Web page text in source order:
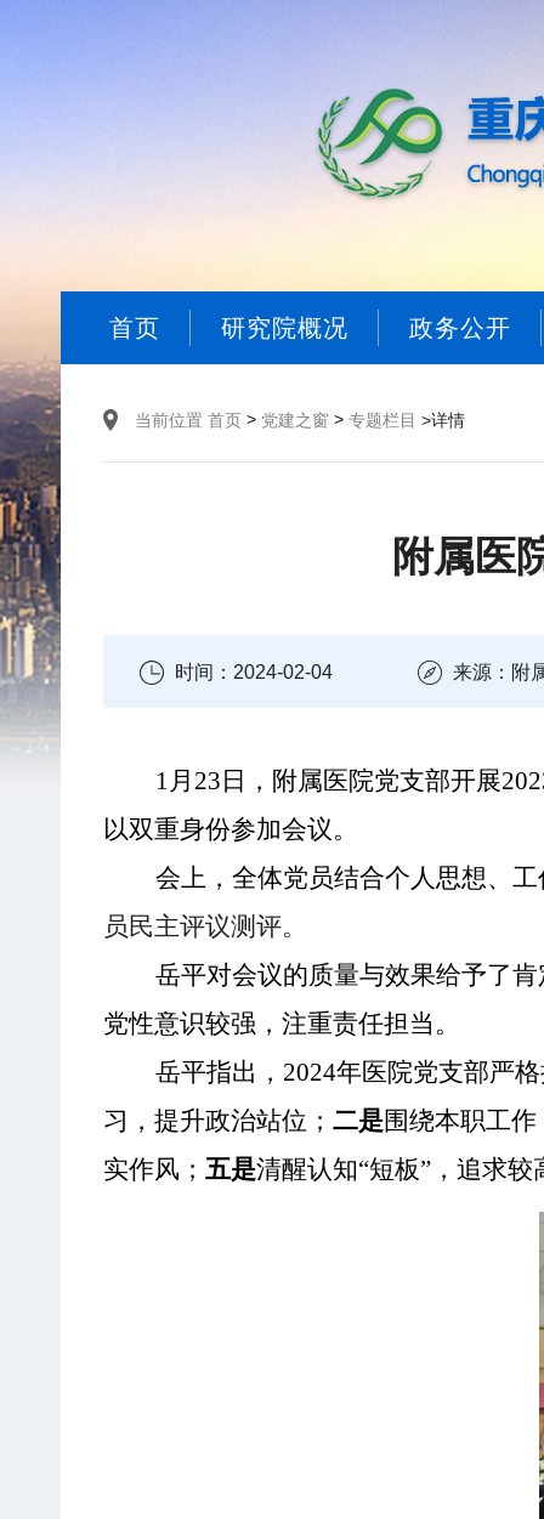
首页 研究院概况 政务公开
当前位置 首页 > 党建之窗 > 专题栏目 >详情
附属医
时间：2024-02-04 来源：附
1月23日 ，附属医院党支部开展
以双重身份参加会议。
会上，全体党员结合个人思想、
员民主评议测评。
岳平对会议的质量与效果给予了
党性意识较强，注重责任担当。
岳平指出 ， 2024年医院党支部严
习，提升政治站位； 二是围绕本职工
实作风； 五是清醒认知“短板”，追求较